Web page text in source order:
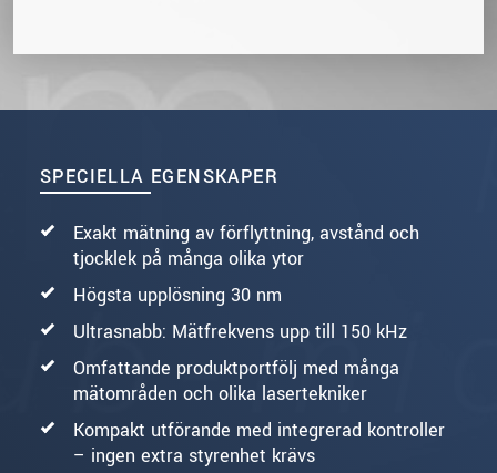
SPECIELLA EGENSKAPER
Exakt mätning av förflyttning, avstånd och
tjocklek på många olika ytor
Högsta upplösning 30 nm
Ultrasnabb: Mätfrekvens upp till 150 kHz
Omfattande produktportfölj med många
mätområden och olika lasertekniker
Kompakt utförande med integrerad kontroller
– ingen extra styrenhet krävs